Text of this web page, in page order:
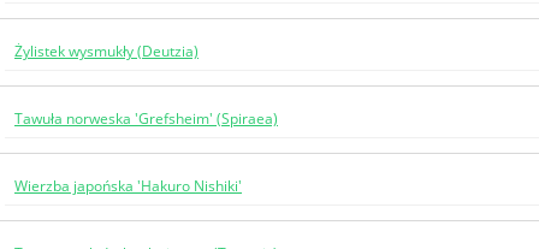
Żylistek wysmukły (Deutzia)
Tawuła norweska 'Grefsheim' (Spiraea)
Wierzba japońska 'Hakuro Nishiki'